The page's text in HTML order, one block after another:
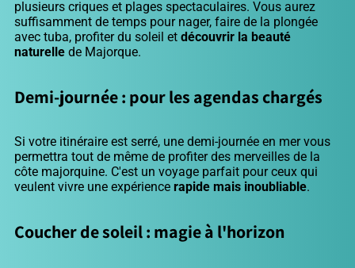
plusieurs criques et plages spectaculaires. Vous aurez
suffisamment de temps pour nager, faire de la plongée
avec tuba, profiter du soleil et découvrir la beauté
naturelle de Majorque.
Demi-journée : pour les agendas chargés
Si votre itinéraire est serré, une demi-journée en mer vous
permettra tout de même de profiter des merveilles de la
côte majorquine. C'est un voyage parfait pour ceux qui
veulent vivre une expérience rapide mais inoubliable.
Coucher de soleil : magie à l'horizon